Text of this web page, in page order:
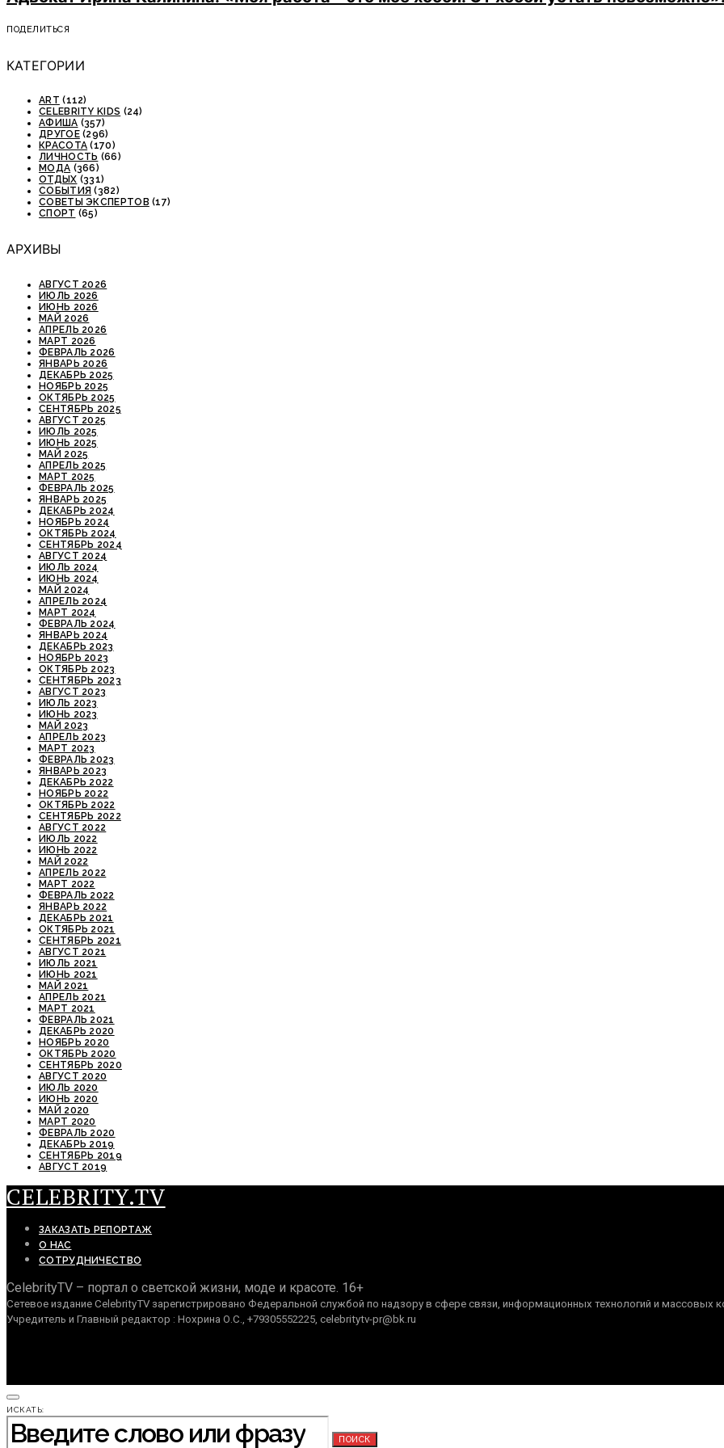
ПОДЕЛИТЬСЯ
КАТЕГОРИИ
ART (112)
CELEBRITY KIDS (24)
АФИША (357)
ДРУГОЕ(296)
КРАСОТА (170)
ЛИЧНОСТЬ (66)
МОДА (366)
ОТДЫХ (331)
СОБЫТИЯ (382)
СОВЕТЫ ЭКСПЕРТОВ (17)
СПОРТ (65)
АРХИВЫ
АВГУСТ 2026
ИЮЛЬ 2026
ИЮНЬ 2026
МАЙ 2026
АПРЕЛЬ 2026
МАРТ 2026
ФЕВРАЛЬ 2026
ЯНВАРЬ 2026
ДЕКАБРЬ 2025
НОЯБРЬ 2025
ОКТЯБРЬ 2025
СЕНТЯБРЬ 2025
АВГУСТ 2025
ИЮЛЬ 2025
ИЮНЬ 2025
МАЙ 2025
АПРЕЛЬ 2025
МАРТ 2025
ФЕВРАЛЬ 2025
ЯНВАРЬ 2025
ДЕКАБРЬ 2024
НОЯБРЬ 2024
ОКТЯБРЬ 2024
СЕНТЯБРЬ 2024
АВГУСТ 2024
ИЮЛЬ 2024
ИЮНЬ 2024
МАЙ 2024
АПРЕЛЬ 2024
МАРТ 2024
ФЕВРАЛЬ 2024
ЯНВАРЬ 2024
ДЕКАБРЬ 2023
НОЯБРЬ 2023
ОКТЯБРЬ 2023
СЕНТЯБРЬ 2023
АВГУСТ 2023
ИЮЛЬ 2023
ИЮНЬ 2023
МАЙ 2023
АПРЕЛЬ 2023
МАРТ 2023
ФЕВРАЛЬ 2023
ЯНВАРЬ 2023
ДЕКАБРЬ 2022
НОЯБРЬ 2022
ОКТЯБРЬ 2022
СЕНТЯБРЬ 2022
АВГУСТ 2022
ИЮЛЬ 2022
ИЮНЬ 2022
МАЙ 2022
АПРЕЛЬ 2022
МАРТ 2022
ФЕВРАЛЬ 2022
ЯНВАРЬ 2022
ДЕКАБРЬ 2021
ОКТЯБРЬ 2021
СЕНТЯБРЬ 2021
АВГУСТ 2021
ИЮЛЬ 2021
ИЮНЬ 2021
МАЙ 2021
АПРЕЛЬ 2021
МАРТ 2021
ФЕВРАЛЬ 2021
ДЕКАБРЬ 2020
НОЯБРЬ 2020
ОКТЯБРЬ 2020
СЕНТЯБРЬ 2020
АВГУСТ 2020
ИЮЛЬ 2020
ИЮНЬ 2020
МАЙ 2020
МАРТ 2020
ФЕВРАЛЬ 2020
ДЕКАБРЬ 2019
СЕНТЯБРЬ 2019
АВГУСТ 2019
CELEBRITY.TV
ЗАКАЗАТЬ РЕПОРТАЖ
О НАС
СОТРУДНИЧЕСТВО
CelebrityTV – портал о светской жизни, моде и красоте. 16+
Сетевое издание CelebrityTV зарегистрировано Федеральной службой по надзору в сфере связи, информационных технологий и массовых
Учредитель и Главный редактор : Нохрина О.С., +79305552225, celebritytv-pr@bk.ru
ИСКАТЬ:
ПОИСК